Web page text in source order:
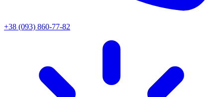
+38 (093) 860-77-82